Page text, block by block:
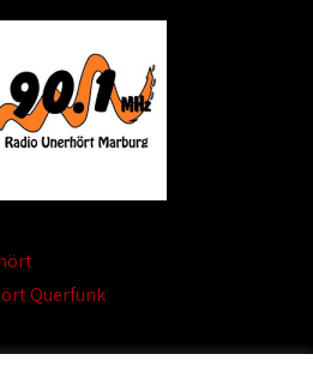
Querfunk